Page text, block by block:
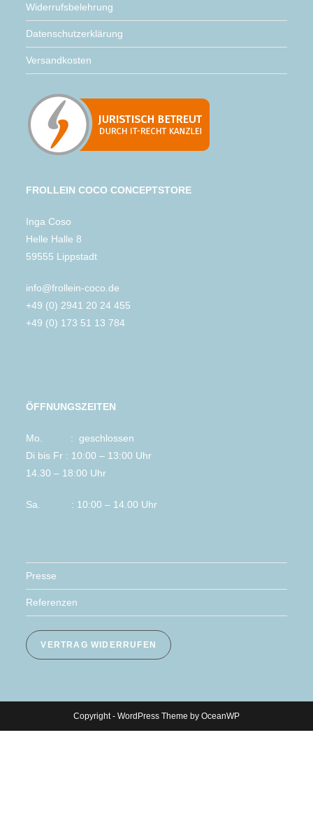
Widerrufsbelehrung
Datenschutzerklärung
Versandkosten
FROLLEIN COCO CONCEPTSTORE
Inga Coso
Helle Halle 8
59555 Lippstadt
info@frollein-coco.de
+49 (0) 2941 20 24 455
+49 (0) 173 51 13 784
ÖFFNUNGSZEITEN
Mo. : geschlossen
Di bis Fr : 10:00 – 13:00 Uhr
14.30 – 18:00 Uhr
Sa. : 10:00 – 14.00 Uhr
Presse
Referenzen
VERTRAG WIDERRUFEN
Copyright - WordPress Theme by OceanWP